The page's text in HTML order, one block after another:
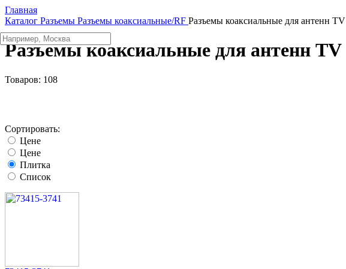
Главная
Каталог Разъeмы Разъeмы коаксиальные/RF Разъeмы коаксиальные для антенн TV
Разъeмы коаксиальные для антенн TV
Товаров: 108
Сортировать:
Цене
Цене
Плитка
Список